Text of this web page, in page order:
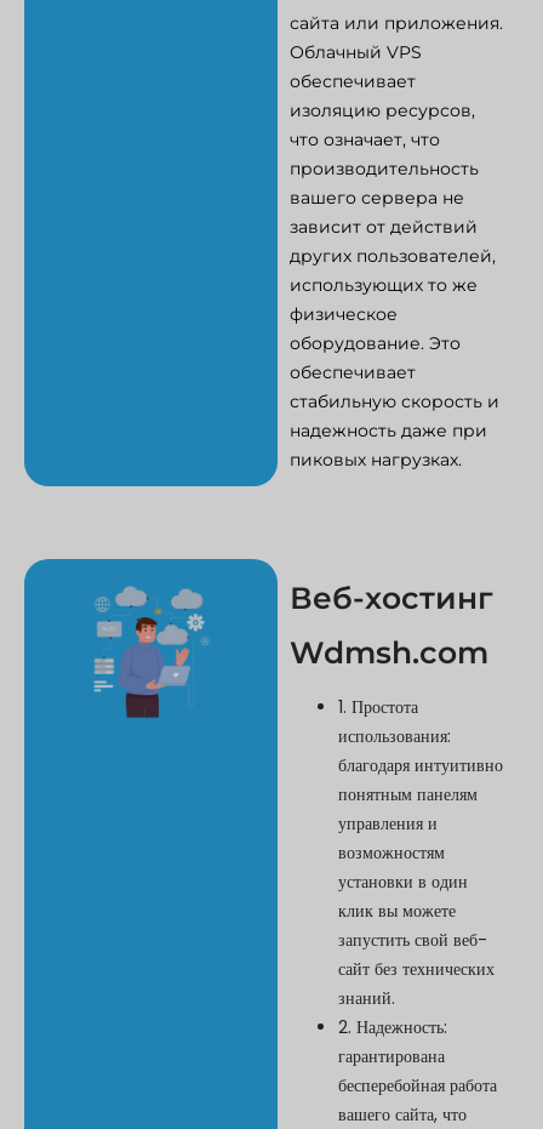
сайта или приложения.
Облачный VPS
обеспечивает
изоляцию ресурсов,
что означает, что
производительность
вашего сервера не
зависит от действий
других пользователей,
использующих то же
физическое
оборудование. Это
обеспечивает
стабильную скорость и
надежность даже при
пиковых нагрузках.
Веб-хостинг
Wdmsh.com
1. Простота
использования:
благодаря интуитивно
понятным панелям
управления и
возможностям
установки в один
клик вы можете
запустить свой веб-
сайт без технических
знаний.
2. Надежность:
гарантирована
бесперебойная работа
вашего сайта, что